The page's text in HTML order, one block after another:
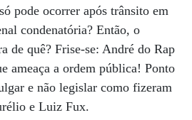
pode ocorrer após trânsito em
condenatória? Então, o
de quê? Frise-se: André do Rap
ameaça a ordem pública! Ponto
e não legislar como fizeram
e Luiz Fux.